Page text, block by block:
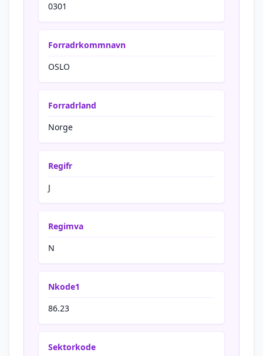
0301
Forradrkommnavn
OSLO
Forradrland
Norge
Regifr
J
Regimva
N
Nkode1
86.23
Sektorkode